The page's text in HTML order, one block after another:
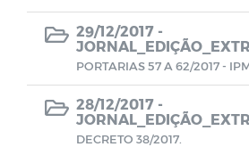
EDITAIS - LEI PAULO
CMDCA
Resoluções e
29/12/2017 -
PORTARIAS 57 A 62/2017 -
28/12/2017 -
DECRETO 38/2017.